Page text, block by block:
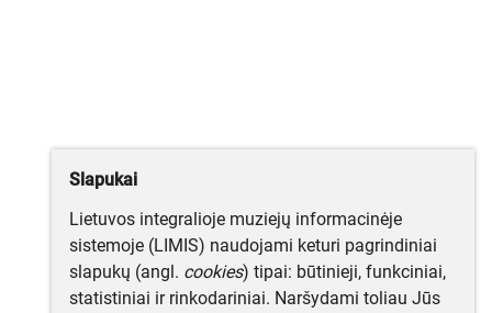
Slapukai
Lietuvos integralioje muziejų informacinėje
sistemoje (LIMIS) naudojami keturi pagrindiniai
slapukų (angl. cookies) tipai: būtinieji, funkciniai,
statistiniai ir rinkodariniai. Naršydami toliau Jūs